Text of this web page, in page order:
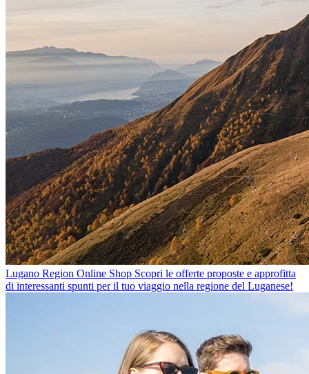
Lugano Region Online Shop Scopri le offerte proposte e approfitta
di interessanti spunti per il tuo viaggio nella regione del Luganese!